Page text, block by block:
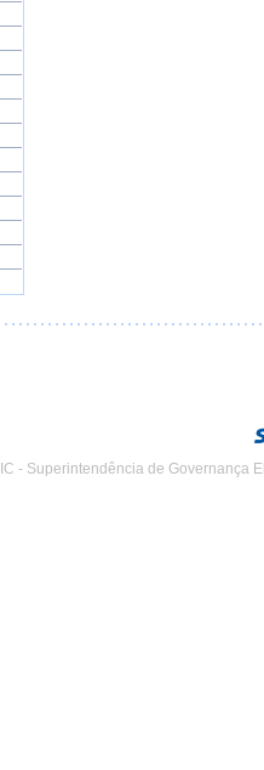
- Superintendência de Governança